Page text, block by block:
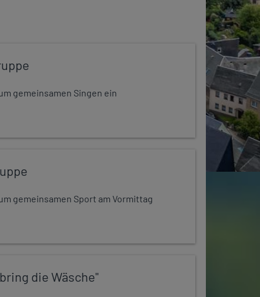
gemeinsamen Singen ein
gemeinsamen Sport am Vormittag
die Wäsche"